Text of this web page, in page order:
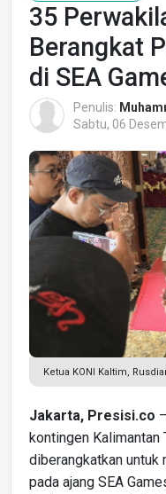
35
Berangkat
di SEA
Penulis:
Sabtu, 06
Ketua KONI Kaltim,
Jakarta, Presisi.co
kontingen
diberangkatkan untuk
pada ajang SEA